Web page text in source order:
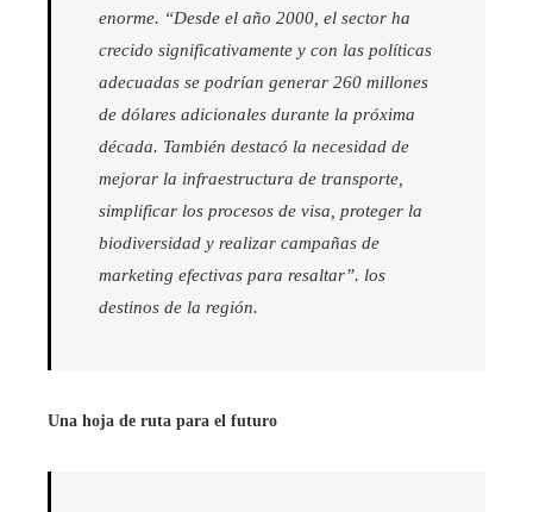
enorme. “Desde el año 2000, el sector ha
crecido significativamente y con las políticas
adecuadas se podrían generar 260 millones
de dólares adicionales durante la próxima
década. También destacó la necesidad de
mejorar la infraestructura de transporte,
simplificar los procesos de visa, proteger la
biodiversidad y realizar campañas de
marketing efectivas para resaltar”. los
destinos de la región.
Una hoja de ruta para el futuro